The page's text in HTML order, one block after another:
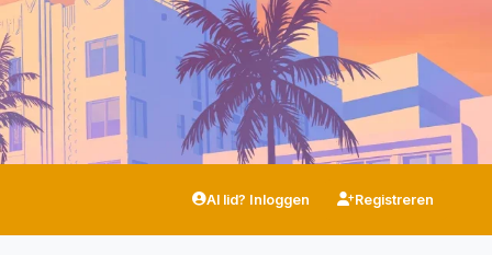
Al lid? Inloggen Registreren